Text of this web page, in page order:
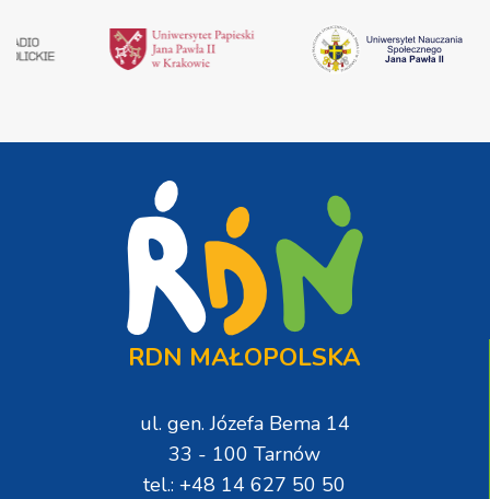
RDN MAŁOPOLSKA
ul. gen. Józefa Bema 14
33 - 100 Tarnów
tel.: +48 14 627 50 50